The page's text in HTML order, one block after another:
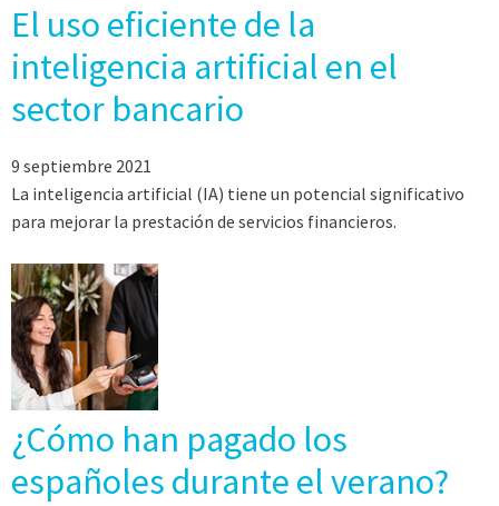
El uso eficiente de la
inteligencia artificial en el
sector bancario
9 septiembre 2021
La inteligencia artificial (IA) tiene un potencial significativo
para mejorar la prestación de servicios financieros.
¿Cómo han pagado los
españoles durante el verano?